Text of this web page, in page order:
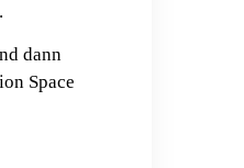
dann
Space